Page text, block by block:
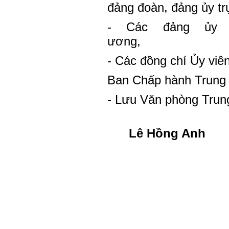
đảng đoàn, đảng ủy
- Các đảng ủy
ương,
- Các đồng chí Ủy
Ban Chấp hành
- Lưu Văn phòng
Lê Hồng Anh